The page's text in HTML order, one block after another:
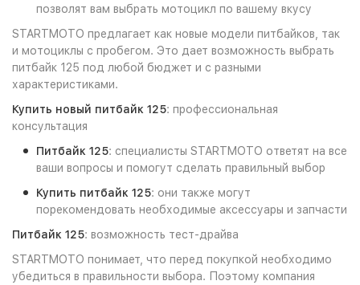
позволят вам выбрать мотоцикл по вашему вкусу
STARTMOTO предлагает как новые модели питбайков, так
и мотоциклы с пробегом. Это дает возможность выбрать
питбайк 125 под любой бюджет и с разными
характеристиками.
Купить новый питбайк 125: профессиональная
консультация
Питбайк 125: специалисты STARTMOTO ответят на все
ваши вопросы и помогут сделать правильный выбор
Купить питбайк 125: они также могут
порекомендовать необходимые аксессуары и запчасти
Питбайк 125: возможность тест-драйва
STARTMOTO понимает, что перед покупкой необходимо
убедиться в правильности выбора. Поэтому компания